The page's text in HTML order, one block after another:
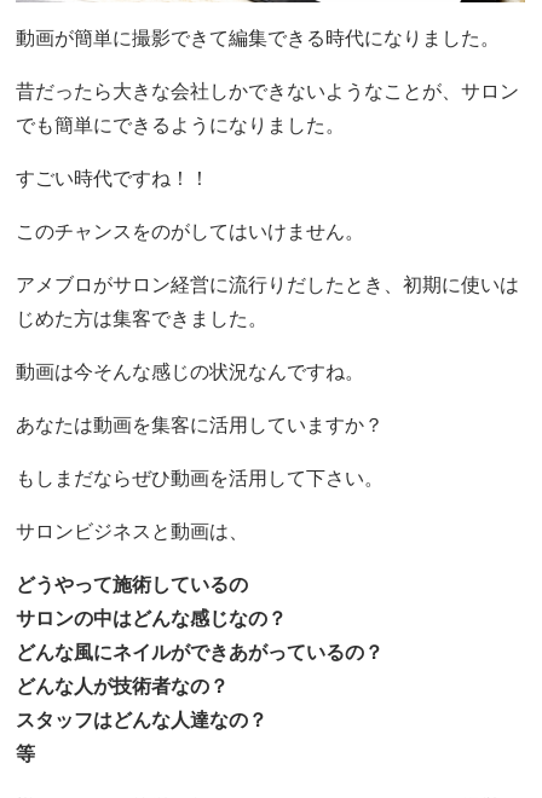
動画が簡単に撮影できて編集できる時代になりました。
昔だったら大きな会社しかできないようなことが、サロン
でも簡単にできるようになりました。
すごい時代ですね！！
このチャンスをのがしてはいけません。
アメブロがサロン経営に流行りだしたとき、初期に使いは
じめた方は集客できました。
動画は今そんな感じの状況なんですね。
あなたは動画を集客に活用していますか？
もしまだならぜひ動画を活用して下さい。
サロンビジネスと動画は、
どうやって施術しているの
サロンの中はどんな感じなの？
どんな風にネイルができあがっているの？
どんな人が技術者なの？
スタッフはどんな人達なの？
等